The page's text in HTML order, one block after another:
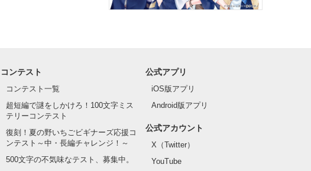
コンテスト
コンテスト一覧
超短編で謎をしかけろ！100文字ミス
テリーコンテスト
復刻！夏の野いちごビギナーズ応援コ
ンテスト～中・長編チャレンジ！～
500文字の不気味なテスト、募集中。
公式アプリ
iOS版アプリ
Android版アプリ
公式アカウント
X（Twitter）
YouTube